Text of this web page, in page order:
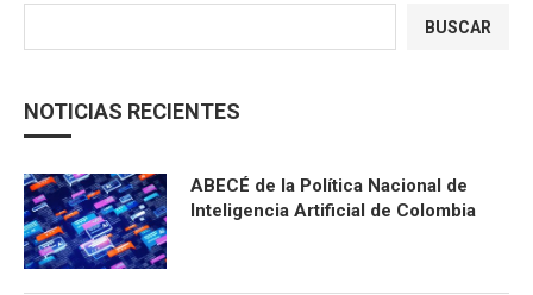
BUSCAR
NOTICIAS RECIENTES
ABECÉ de la Política Nacional de
Inteligencia Artificial de Colombia